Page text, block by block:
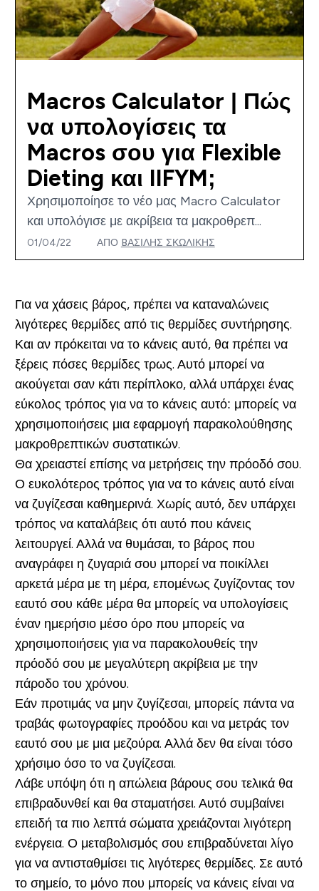
Macros Calculator | Πώς
να υπολογίσεις τα
Macros σου για Flexible
Dieting και IIFYM;
Χρησιμοποίησε το νέο μας Macro Calculator
και υπολόγισε με ακρίβεια τα μακροθρεπ...
01/04/22 ΑΠΌ BΑΣΊΛΗΣ ΣΚΩΛΊΚΗΣ
Για να χάσεις βάρος, πρέπει να καταναλώνεις
λιγότερες θερμίδες από τις θερμίδες συντήρησης.
Και αν πρόκειται να το κάνεις αυτό, θα πρέπει να
ξέρεις πόσες θερμίδες τρως. Αυτό μπορεί να
ακούγεται σαν κάτι περίπλοκο, αλλά υπάρχει ένας
εύκολος τρόπος για να το κάνεις αυτό: μπορείς να
χρησιμοποιήσεις μια εφαρμογή παρακολούθησης
μακροθρεπτικών συστατικών.
Θα χρειαστεί επίσης να μετρήσεις την πρόοδό σου.
Ο ευκολότερος τρόπος για να το κάνεις αυτό είναι
να ζυγίζεσαι καθημερινά. Χωρίς αυτό, δεν υπάρχει
τρόπος να καταλάβεις ότι αυτό που κάνεις
λειτουργεί. Αλλά να θυμάσαι, το βάρος που
αναγράφει η ζυγαριά σου μπορεί να ποικίλλει
αρκετά μέρα με τη μέρα, επομένως ζυγίζοντας τον
εαυτό σου κάθε μέρα θα μπορείς να υπολογίσεις
έναν ημερήσιο μέσο όρο που μπορείς να
χρησιμοποιήσεις για να παρακολουθείς την
πρόοδό σου με μεγαλύτερη ακρίβεια με την
πάροδο του χρόνου.
Εάν προτιμάς να μην ζυγίζεσαι, μπορείς πάντα να
τραβάς φωτογραφίες προόδου και να μετράς τον
εαυτό σου με μια μεζούρα. Αλλά δεν θα είναι τόσο
χρήσιμο όσο το να ζυγίζεσαι.
Λάβε υπόψη ότι η απώλεια βάρους σου τελικά θα
επιβραδυνθεί και θα σταματήσει. Αυτό συμβαίνει
επειδή τα πιο λεπτά σώματα χρειάζονται λιγότερη
ενέργεια. Ο μεταβολισμός σου επιβραδύνεται λίγο
για να αντισταθμίσει τις λιγότερες θερμίδες. Σε αυτό
το σημείο, το μόνο που μπορείς να κάνεις είναι να